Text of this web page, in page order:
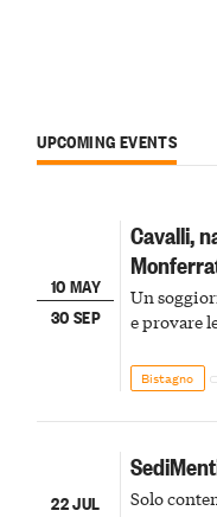
UPCOMING EVENTS
10 MAY
30 SEP
Cavalli,
Un
e provare
Bistagno
22 JUL
Solo